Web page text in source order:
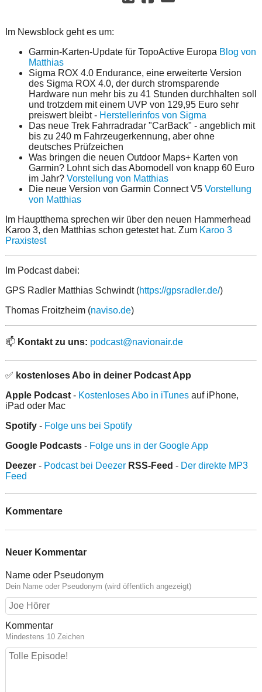
Im Newsblock geht es um:
Garmin-Karten-Update für TopoActive Europa Blog von
Matthias
Sigma ROX 4.0 Endurance, eine erweiterte Version
des Sigma ROX 4.0, der durch stromsparende
Hardware nun mehr bis zu 41 Stunden durchhalten soll
und trotzdem mit einem UVP von 129,95 Euro sehr
preiswert bleibt - Herstellerinfos von Sigma
Das neue Trek Fahrradradar "CarBack" - angeblich mit
bis zu 240 m Fahrzeugerkennung, aber ohne
deutsches Prüfzeichen
Was bringen die neuen Outdoor Maps+ Karten von
Garmin? Lohnt sich das Abomodell von knapp 60 Euro
im Jahr? Vorstellung von Matthias
Die neue Version von Garmin Connect V5 Vorstellung
von Matthias
Im Hauptthema sprechen wir über den neuen Hammerhead
Karoo 3, den Matthias schon getestet hat. Zum Karoo 3
Praxistest
Im Podcast dabei:
GPS Radler Matthias Schwindt (https://gpsradler.de/)
Thomas Froitzheim (naviso.de)
📫 Kontakt zu uns: podcast@navionair.de
✅ kostenloses Abo in deiner Podcast App
Apple Podcast- Kostenloses Abo in iTunesauf iPhone,
iPad oder Mac
Spotify- Folge uns bei Spotify
Google Podcasts- Folge uns in der Google App
Deezer- Podcast bei Deezer RSS-Feed - Der direkte MP3
Feed
Kommentare
Neuer Kommentar
Name oder Pseudonym
Dein Name oder Pseudonym (wird öffentlich angezeigt)
Kommentar
Mindestens 10 Zeichen